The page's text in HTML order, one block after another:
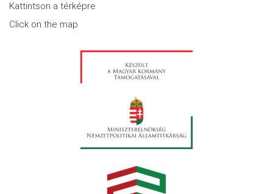
Kattintson a térképre
Click on the map